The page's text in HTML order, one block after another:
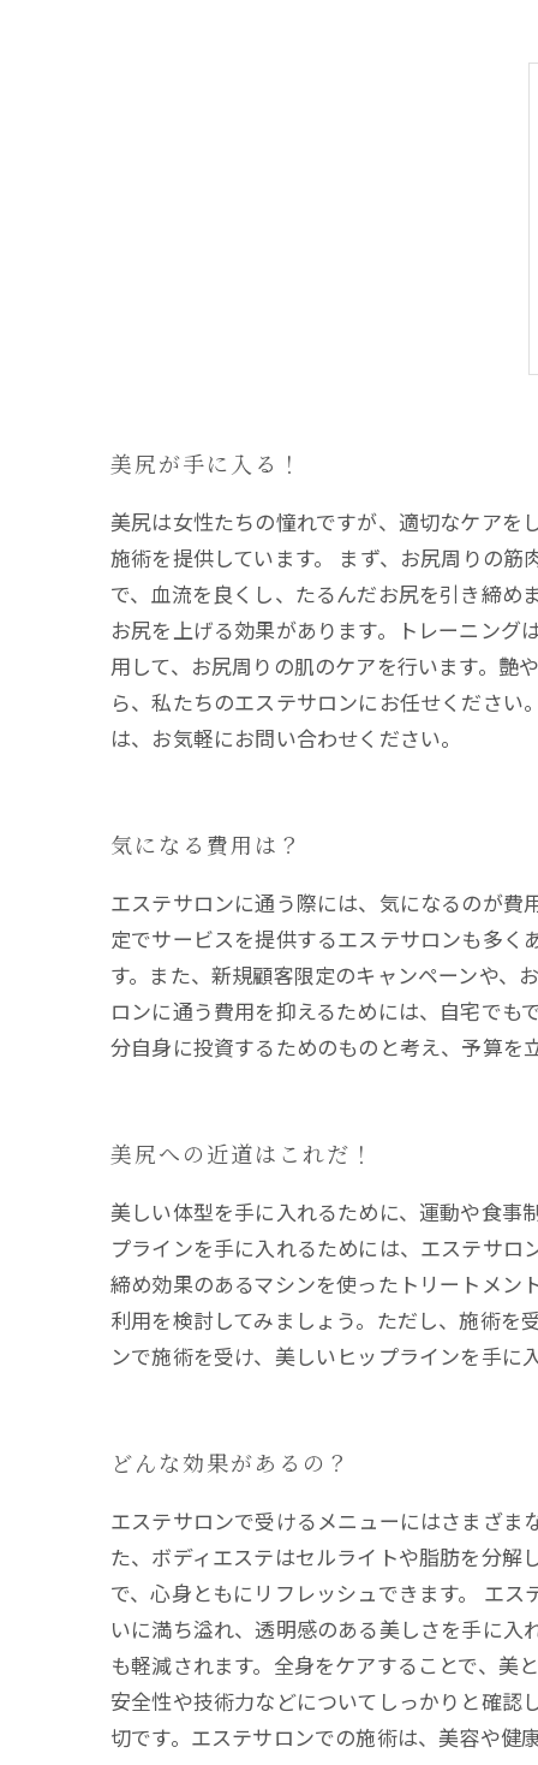
美尻が手に入る！
美尻は女性たちの憧れですが、適切なケアを
施術を提供しています。 まず、お尻周りの
で、血流を良くし、たるんだお尻を引き締め
お尻を上げる効果があります。トレーニング
用して、お尻周りの肌のケアを行います。艶
ら、私たちのエステサロンにお任せくださ
は、お気軽にお問い合わせください。
気になる費用は？
エステサロンに通う際には、気になるのが費
定でサービスを提供するエステサロンも多く
す。また、新規顧客限定のキャンペーンや、
ロンに通う費用を抑えるためには、自宅でも
分自身に投資するためのものと考え、予算を
美尻への近道はこれだ！
美しい体型を手に入れるために、運動や食事
プラインを手に入れるためには、エステサロ
締め効果のあるマシンを使ったトリートメン
利用を検討してみましょう。ただし、施術を
ンで施術を受け、美しいヒップラインを手に
どんな効果があるの？
エステサロンで受けるメニューにはさまざま
た、ボディエステはセルライトや脂肪を分解
で、心身ともにリフレッシュできます。 エ
いに満ち溢れ、透明感のある美しさを手に入
も軽減されます。全身をケアすることで、美
安全性や技術力などについてしっかりと確
切です。エステサロンでの施術は、美容や健